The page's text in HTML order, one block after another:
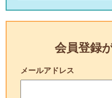
会員登録
メールアドレス